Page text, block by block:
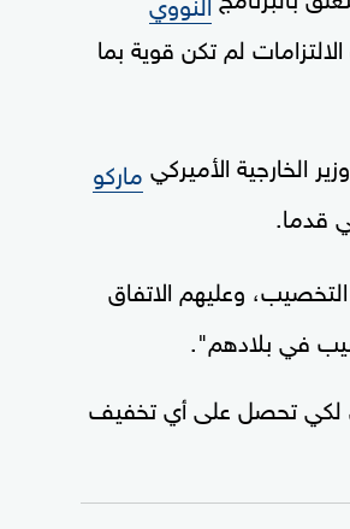
لم تكن قوية بما
الخارجية الأميركي ماركو
قدما.
وعليهم الاتفاق
في بلادهم".
لكي تحصل على أي تخفيف